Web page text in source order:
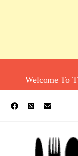
Welcome To